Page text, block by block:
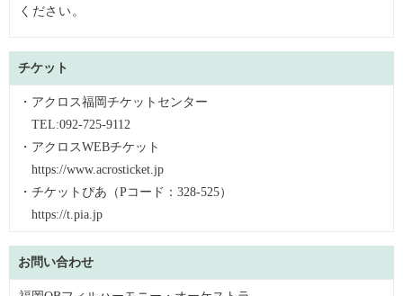
ください。
チケット
・アクロス福岡チケットセンター
TEL:092-725-9112
・アクロスWEBチケット
https://www.acrosticket.jp
・チケットぴあ（Pコード：328-525）
https://t.pia.jp
お問い合わせ